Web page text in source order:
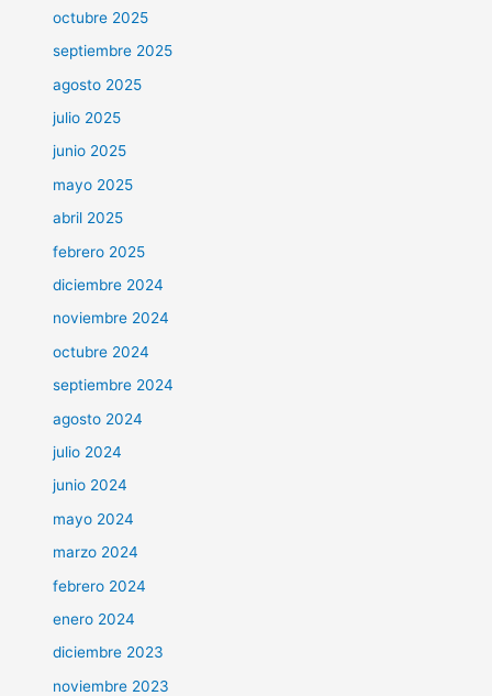
octubre 2025
septiembre 2025
agosto 2025
julio 2025
junio 2025
mayo 2025
abril 2025
febrero 2025
diciembre 2024
noviembre 2024
octubre 2024
septiembre 2024
agosto 2024
julio 2024
junio 2024
mayo 2024
marzo 2024
febrero 2024
enero 2024
diciembre 2023
noviembre 2023